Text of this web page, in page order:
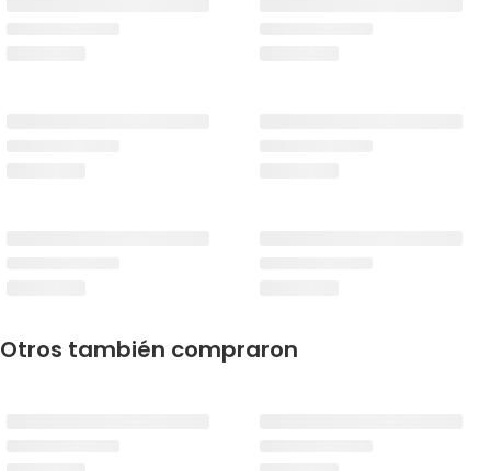
Otros también compraron